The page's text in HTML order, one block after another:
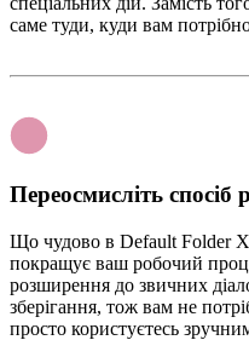
саме туди, куди вам
Переосмисліть
Що чудово в Default Folder
покращує ваш робочий
розширення до звичних
зберігання, тож вам не
просто користуєтесь